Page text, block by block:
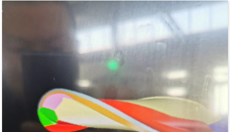
การเจียระไนแบบอัพคัตช่วยให้ขอบด้านล่างมีผิวสำเร็จที่
ดาวน์คัทช่วยให้ขอบด้านบนมีผิวสัมผัสที่ยอดเยี่ยม
แอปพลิเคชัน:
สำหรับขอบด้านล่างของลามิเนตและเมลามีนสองด้านที่
ยอดเยี่ยมสามารถใช้กับไม้เนื้อแข็งและวัสดุผสมไม้อื่น ๆ
สำหรับอัตราการป้อนที่รวดเร็วบนเราเตอร์ CNC, เครื่อง
แมชชีนเซ็นเตอร์ และเครื่องแบบจุดต่อจุดสำหรับการริป,
การปรับขนาดแผง, เทมเพลตเราเตอร์ และแอปพลิเคชัน
การกำหนดเส้นทางอื่นๆ